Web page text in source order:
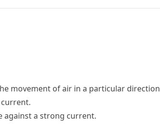
movement of air in a particular direction
against a strong current.